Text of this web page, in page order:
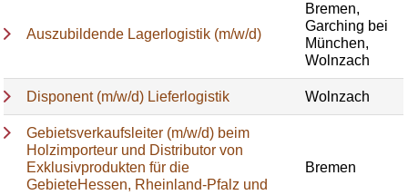
Auszubildende Lagerlogistik (m/w/d)
Bremen,
Garching bei
München,
Wolnzach
Disponent (m/w/d) Lieferlogistik Wolnzach
Gebietsverkaufsleiter (m/w/d) beim
Holzimporteur und Distributor von
Exklusivprodukten für die
GebieteHessen, Rheinland-Pfalz und
Bremen